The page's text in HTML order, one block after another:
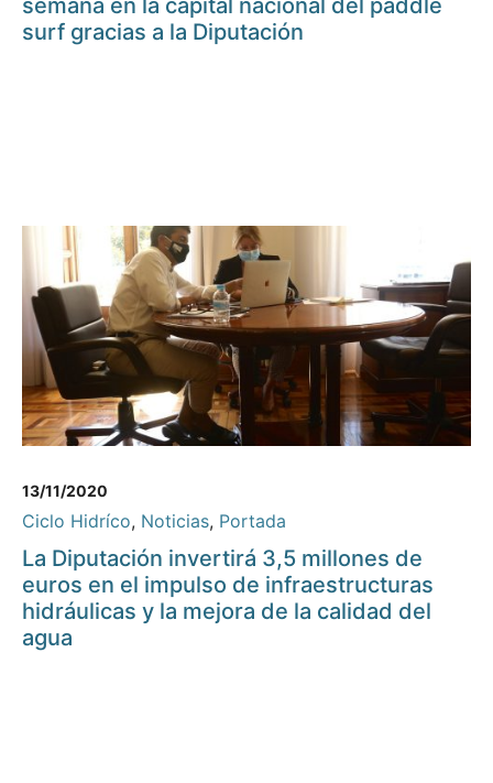
semana en la capital nacional del paddle
surf gracias a la Diputación
13/11/2020
Ciclo Hidríco, Noticias, Portada
La Diputación invertirá 3,5 millones de
euros en el impulso de infraestructuras
hidráulicas y la mejora de la calidad del
agua